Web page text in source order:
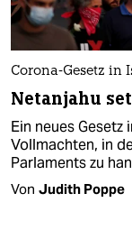
Corona-Gesetz in
Netanjahu
Ein neues
Vollmachten, in
Parlaments zu
Von Judith Poppe